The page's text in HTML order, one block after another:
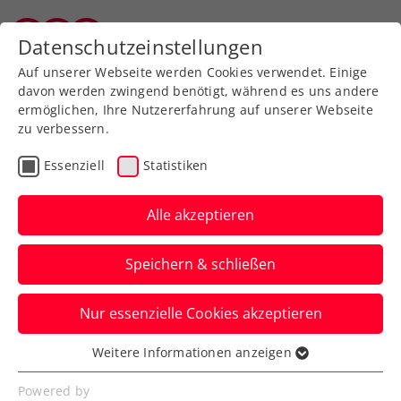
Zurück zur Newsübersicht
Ausbildung
FE&MALE Sports
Conference 2025: Jetzt
Early-Bird-Ticket sichern!
Advantage Ladies: Noch bis inklusive 30.
November 2024 sind Karten zum
Datenschutzeinstellungen
Auf unserer Webseite werden Cookies verwendet. Einige
davon werden zwingend benötigt, während es uns andere
ermöglichen, Ihre Nutzererfahrung auf unserer Webseite
zu verbessern.
Essenziell Statistiken
Alle akzeptieren
Speichern & schließen
Nur essenzielle Cookies akzeptieren
Essenziell
Essenzielle Cookies werden für grundlegende
Weitere Informationen anzeigen
Powered by